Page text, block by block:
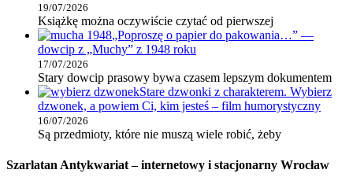
19/07/2026
Książkę można oczywiście czytać od pierwszej
„Poproszę o papier do pakowania…” —
dowcip z „Muchy” z 1948 roku
17/07/2026
Stary dowcip prasowy bywa czasem lepszym dokumentem
Stare dzwonki z charakterem. Wybierz
dzwonek, a powiem Ci, kim jesteś – film humorystyczny
16/07/2026
Są przedmioty, które nie muszą wiele robić, żeby
Szarlatan Antykwariat – internetowy i stacjonarny Wrocław